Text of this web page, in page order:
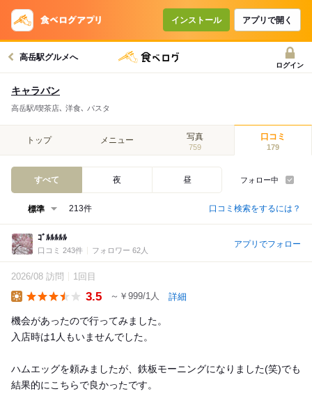
インストール アプリで開く
高岳駅グルメへ
ログイン
キャラバン
高岳駅/喫茶店､ 洋食､ パスタ
トップ メニュー 写真
759
口コミ
179
すべて 夜 昼 フォロー中
213件 口コミ検索をするには？
ｺﾞﾙﾙﾙﾙﾙ
口コミ 243件 フォロワー 62人
アプリでフォロー
2026/08 訪問 1回目
3.5 ～￥999/1人 詳細
機会があったので行ってみました。
入店時は1人もいませんでした。
ハムエッグを頼みましたが、鉄板モーニングになりました(笑)でも
結果的にこちらで良かったです。